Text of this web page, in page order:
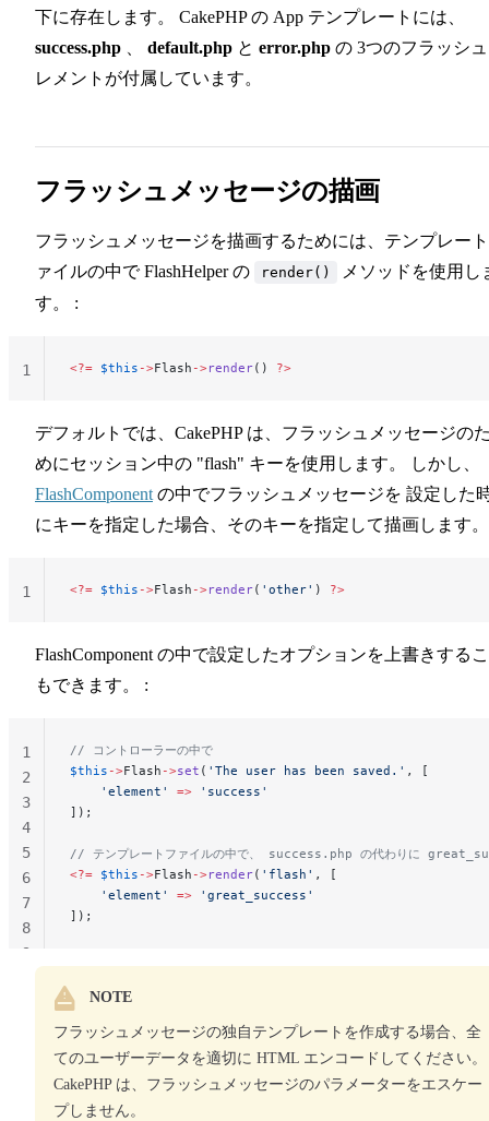
下に存在します。 CakePHP の App テンプレートには、
success.php
default.php と error.php の 3つのフラッシ
レメントが付属しています。
フラッシュメッセージの描画
フラッシュメッセージを描画するためには、テンプレー
ァイルの中で FlashHelper の
render()
メソッドを使用し
す。 :
<?= $this ->Flash ->render() ?>
1
デフォルトでは、CakePHP は、フラッシュメッセージの
めにセッション中の "flash" キーを使用します。 しかし、
FlashComponent の中でフラッシュメッセージを 設定した
にキーを指定した場合、そのキーを指定して描画します
<?= $this ->Flash ->render( 'other' ) ?>
1
FlashComponent の中で設定したオプションを上書きする
もできます。 :
// コントローラーの中で
$this ->Flash ->set ( 'The user has been saved.' , [
    'element'
=> 'success'
]);
// テンプレートファイルの中で、 success.php の代わりに
<?= $this ->Flash ->render( 'flash' , [
    'element'
=> 'great_success'
]);
1
2
3
4
5
6
7
8
9
NOTE
フラッシュメッセージの独自テンプレートを作成する場合、全
てのユーザーデータを適切に HTML エンコードしてください。
CakePHP は、フラッシュメッセージのパラメーターをエスケー
プしません。